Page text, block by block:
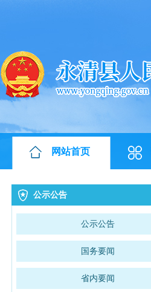
网站首页
公示公告
公示公告
国务要闻
省内要闻